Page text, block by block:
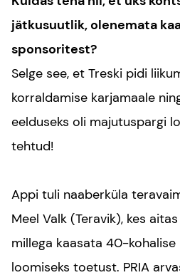
jätkusuutlik, olenemata
sponsoritest?
Selge see, et Treski pidi
korraldamise karjamaale
eelduseks oli majutuspargi
tehtud!
Appi tuli naaberküla
Meel Valk (Teravik), kes
millega kaasata 40-
loomiseks toetust. PRIA